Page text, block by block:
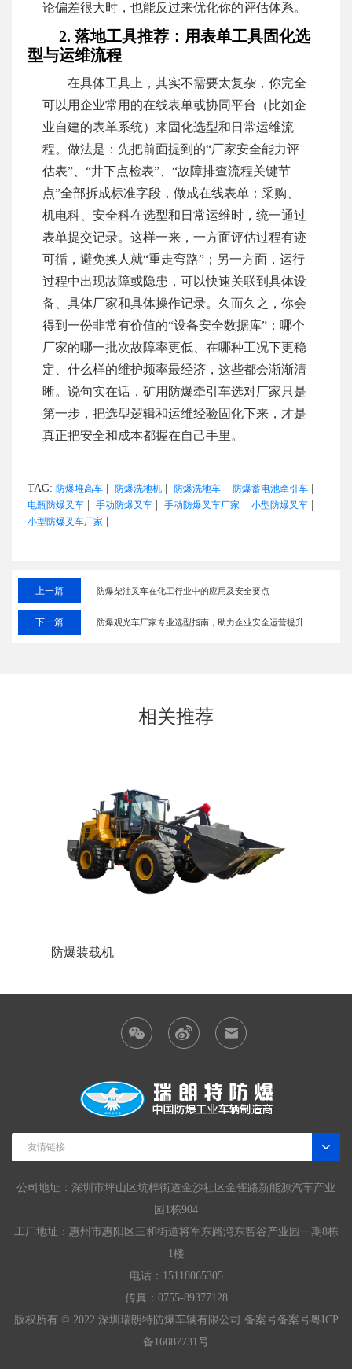
论偏差很大时，也能反过来优化你的评估体系。
2. 落地工具推荐：用表单工具固化选
型与运维流程
在具体工具上，其实不需要太复杂，你完全
可以用企业常用的在线表单或协同平台（比如企
业自建的表单系统）来固化选型和日常运维流
程。做法是：先把前面提到的“厂家安全能力评
估表”、“井下点检表”、“故障排查流程关键节
点”全部拆成标准字段，做成在线表单；采购、
机电科、安全科在选型和日常运维时，统一通过
表单提交记录。这样一来，一方面评估过程有迹
可循，避免换人就“重走弯路”；另一方面，运行
过程中出现故障或隐患，可以快速关联到具体设
备、具体厂家和具体操作记录。久而久之，你会
得到一份非常有价值的“设备安全数据库”：哪个
厂家的哪一批次故障率更低、在哪种工况下更稳
定、什么样的维护频率最经济，这些都会渐渐清
晰。说句实在话，矿用防爆牵引车选对厂家只是
第一步，把选型逻辑和运维经验固化下来，才是
真正把安全和成本都握在自己手里。
TAG: 防爆堆高车 防爆洗地机 防爆洗地车 防爆蓄电池牵引车
电瓶防爆叉车 手动防爆叉车 手动防爆叉车厂家 小型防爆叉车
小型防爆叉车厂家
上一篇 防爆柴油叉车在化工行业中的应用及安全要点
下一篇 防爆观光车厂家专业选型指南，助力企业安全运营提升
相关推荐
锂电池防爆叉车
友情链接
公司地址：深圳市坪山区坑梓街道金沙社区金雀路新能源汽车产业
园1栋904
工厂地址：惠州市惠阳区三和街道将军东路湾东智谷产业园一期8栋
1楼
电话：15118065305
传真：0755-89377128
版权所有 © 2022 深圳瑞朗特防爆车辆有限公司 备案号备案号粤ICP
备16087731号